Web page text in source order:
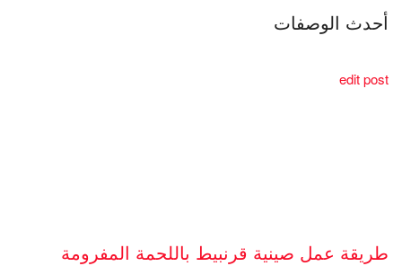
أحدث الوصفات
edit post
طريقة عمل صينية قرنبيط باللحمة المفرومة